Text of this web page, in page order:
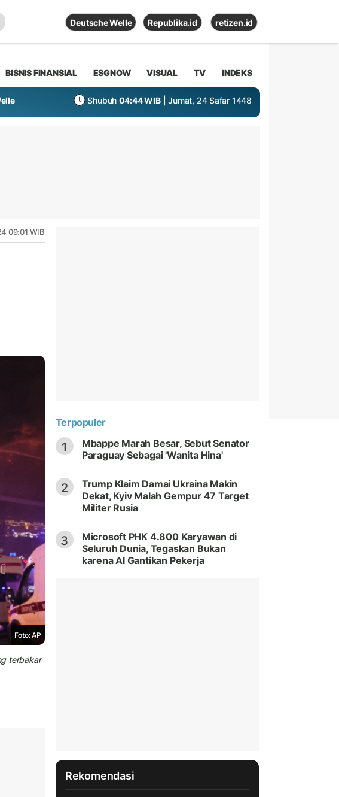
Deutsche Welle Republika.id retizen.id
BISNIS FINANSIAL ESGNOW VISUAL TV INDEKS
Shubuh 04:44 WIB | Jumat, 24 Safar 1448
09:01 WIB
Foto: AP
terbakar
Terpopuler
1
Mbappe Marah Besar, Sebut Senator
Paraguay Sebagai 'Wanita Hina'
2
Trump Klaim Damai Ukraina Makin
Dekat, Kyiv Malah Gempur 47 Target
Militer Rusia
3
Microsoft PHK 4.800 Karyawan di
Seluruh Dunia, Tegaskan Bukan
karena AI Gantikan Pekerja
Rekomendasi